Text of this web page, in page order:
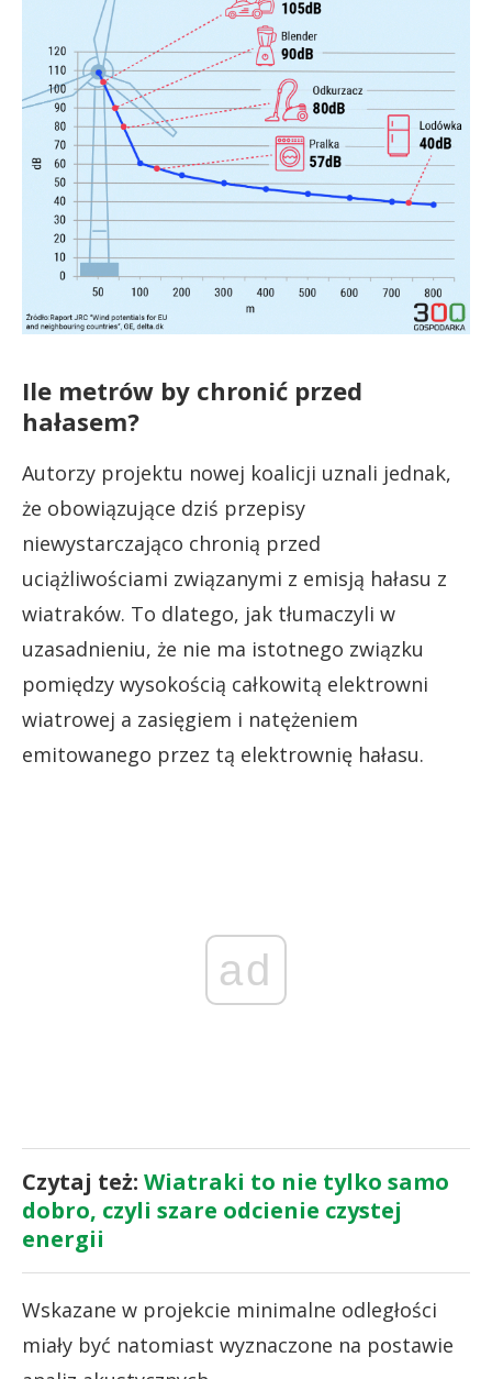
Ile metrów by chronić przed
hałasem?
Autorzy projektu nowej koalicji uznali jednak,
że obowiązujące dziś przepisy
niewystarczająco chronią przed
uciążliwościami związanymi z emisją hałasu z
wiatraków. To dlatego, jak tłumaczyli w
uzasadnieniu, że nie ma istotnego związku
pomiędzy wysokością całkowitą elektrowni
wiatrowej a zasięgiem i natężeniem
emitowanego przez tą elektrownię hałasu.
ad
Czytaj też: Wiatraki to nie tylko samo
dobro, czyli szare odcienie czystej
energii
Wskazane w projekcie minimalne odległości
miały być natomiast wyznaczone na postawie